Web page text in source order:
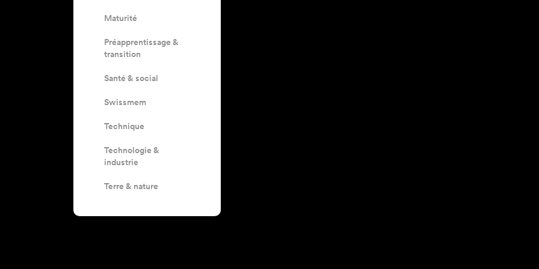
Maturité
Préapprentissage &
transition
Santé & social
Swissmem
Technique
Technologie &
industrie
Terre & nature